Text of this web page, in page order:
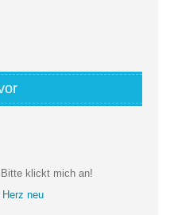
Bitte klickt mich an!